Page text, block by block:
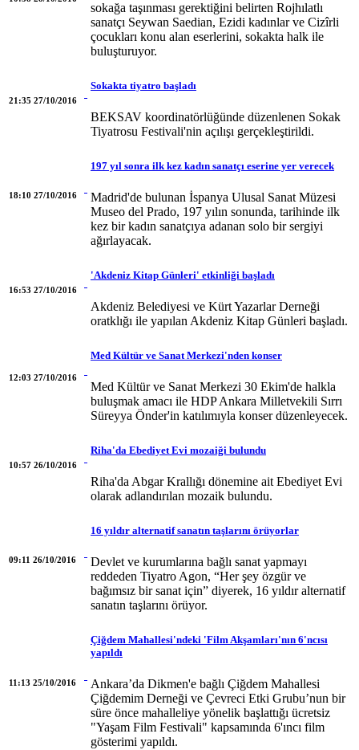
sokağa taşınması gerektiğini belirten Rojhılatlı
sanatçı Seywan Saedian, Ezidi kadınlar ve Cizîrli
çocukları konu alan eserlerini, sokakta halk ile
buluşturuyor.
21:35 27/10/2016
Sokakta tiyatro başladı
BEKSAV koordinatörlüğünde düzenlenen Sokak
Tiyatrosu Festivali'nin açılışı gerçekleştirildi.
18:10 27/10/2016
197 yıl sonra ilk kez kadın sanatçı eserine yer verecek
Madrid'de bulunan İspanya Ulusal Sanat Müzesi
Museo del Prado, 197 yılın sonunda, tarihinde ilk
kez bir kadın sanatçıya adanan solo bir sergiyi
ağırlayacak.
16:53 27/10/2016
'Akdeniz Kitap Günleri' etkinliği başladı
Akdeniz Belediyesi ve Kürt Yazarlar Derneği
oratklığı ile yapılan Akdeniz Kitap Günleri başladı.
12:03 27/10/2016
Med Kültür ve Sanat Merkezi'nden konser
Med Kültür ve Sanat Merkezi 30 Ekim'de halkla
buluşmak amacı ile HDP Ankara Milletvekili Sırrı
Süreyya Önder'in katılımıyla konser düzenleyecek.
10:57 26/10/2016
Riha'da Ebediyet Evi mozaiği bulundu
Riha'da Abgar Krallığı dönemine ait Ebediyet Evi
olarak adlandırılan mozaik bulundu.
09:11 26/10/2016
16 yıldır alternatif sanatın taşlarını örüyorlar
Devlet ve kurumlarına bağlı sanat yapmayı
reddeden Tiyatro Agon, “Her şey özgür ve
bağımsız bir sanat için” diyerek, 16 yıldır alternatif
sanatın taşlarını örüyor.
11:13 25/10/2016
Çiğdem Mahallesi'ndeki 'Film Akşamları'nın 6'ncısı
yapıldı
Ankara’da Dikmen'e bağlı Çiğdem Mahallesi
Çiğdemim Derneği ve Çevreci Etki Grubu’nun bir
süre önce mahalleliye yönelik başlattığı ücretsiz
"Yaşam Film Festivali" kapsamında 6'ıncı film
gösterimi yapıldı.